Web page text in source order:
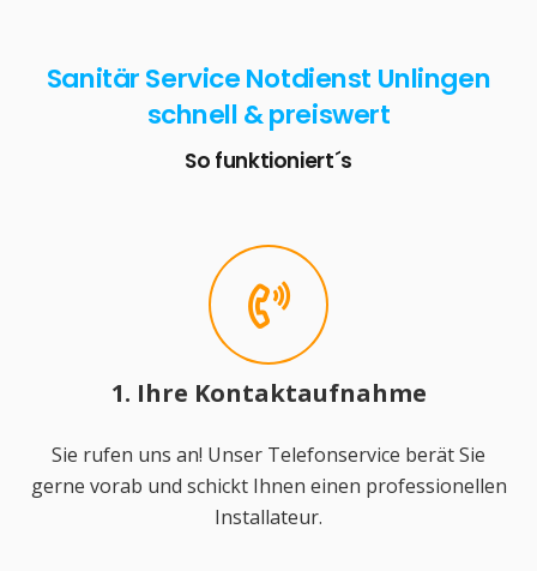
Sanitär Service Notdienst Unlingen
schnell & preiswert
So funktioniert´s
1. Ihre Kontaktaufnahme
Sie rufen uns an! Unser Telefonservice berät Sie
gerne vorab und schickt Ihnen einen professionellen
Installateur.